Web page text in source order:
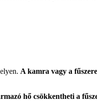
A kamra vagy a
hő csökkentheti a